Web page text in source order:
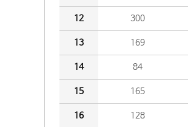
12 300
13 169
14 84
15 165
16 128